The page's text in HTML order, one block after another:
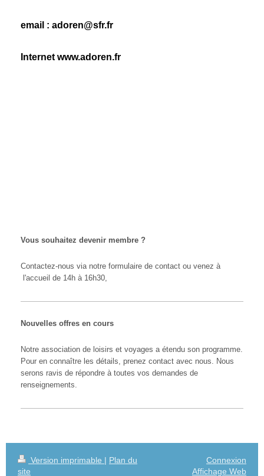
email : adoren@sfr.fr
Internet www.adoren.fr
Vous souhaitez devenir membre ?
Contactez-nous via notre formulaire de contact ou venez à
l'accueil de 14h à 16h30,
Nouvelles offres en cours
Notre association de loisirs et voyages a étendu son programme.
Pour en connaître les détails, prenez contact avec nous. Nous
serons ravis de répondre à toutes vos demandes de
renseignements.
Version imprimable | Plan du
site
Connexion
Affichage Web